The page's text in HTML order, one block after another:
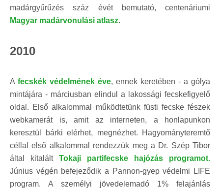
madárgyűrűzés száz évét bemutató, centenáriumi
Magyar madárvonulási atlasz.
2010
A fecskék védelmének éve, ennek keretében - a gólya
mintájára - márciusban elindul a lakossági fecskefigyelő
oldal. Első alkalommal működtetünk füsti fecske fészek
webkamerát is, amit az interneten, a honlapunkon
keresztül bárki elérhet, megnézhet. Hagyományteremtő
céllal első alkalommal rendezzük meg a Dr. Szép Tibor
által kitalált Tokaji partifecske hajózás programot.
Június végén befejeződik a Pannon-gyep védelmi LIFE
program. A személyi jövedelemadó 1% felajánlás